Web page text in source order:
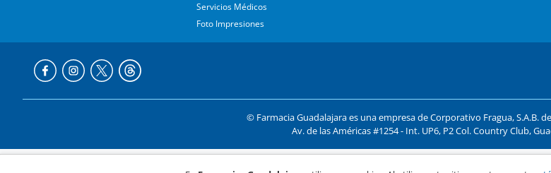
Servicios Médicos
Foto Impresiones
© Farmacia Guadalajara es una empresa de Corporativo Fragua, S.A.B.
Av. de las Américas #1254 - Int. UP6, P2 Col. Country Club,
Formas de pago y compra segura